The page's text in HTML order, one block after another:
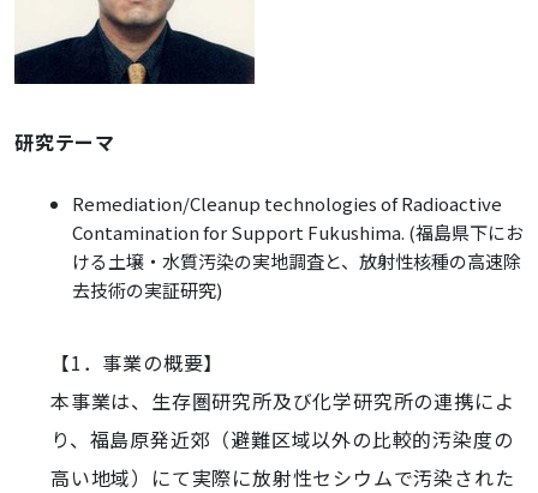
研究テーマ
Remediation/Cleanup technologies of Radioactive
Contamination for Support Fukushima. (福島県下にお
ける土壌・水質汚染の実地調査と、放射性核種の高速除
去技術の実証研究)
【1．事業の概要】
本事業は、生存圏研究所及び化学研究所の連携によ
り、福島原発近郊（避難区域以外の比較的汚染度の
高い地域）にて実際に放射性セシウムで汚染された